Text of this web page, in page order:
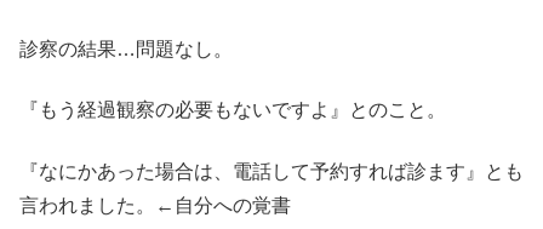
診察の結果…問題なし。
『もう経過観察の必要もないですよ』とのこと。
『なにかあった場合は、電話して予約すれば診ます』とも
言われました。←自分への覚書